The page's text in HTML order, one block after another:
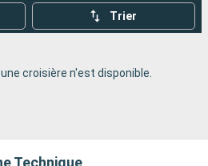
Trier
croisière n'est disponible.